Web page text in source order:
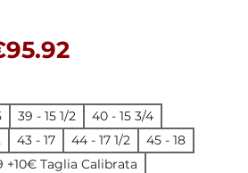
Price
Sale Price
39 - 15 1/2
40 - 15 3/4
43 - 17 44 - 17 1/2
45 - 18
+10€ Taglia Calibrata